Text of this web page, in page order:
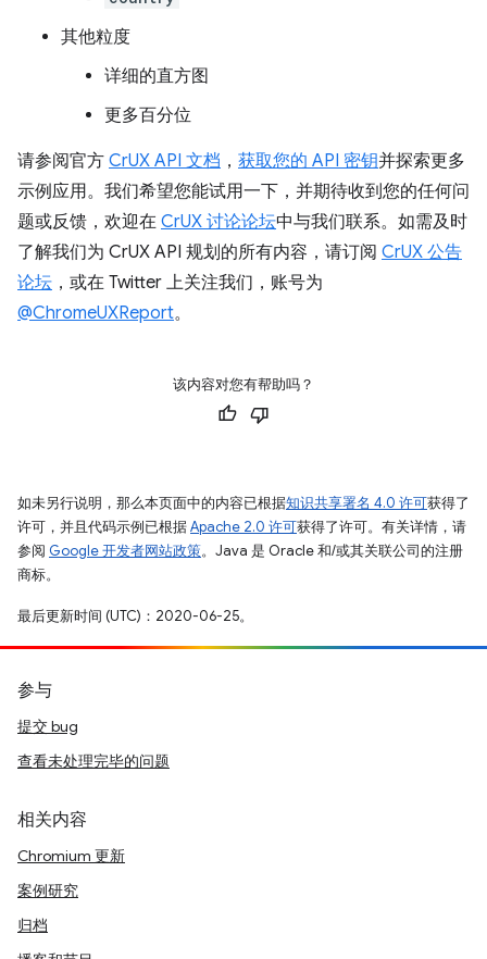
其他粒度
详细的直方图
更多百分位
请参阅官方 CrUX API 文档 ， 获取您的 API 密钥并探索更多
示例应用。我们希望您能试用一下，并期待收到您的任何问
题或反馈，欢迎在 CrUX 讨论论坛中与我们联系。如需及时
了解我们为 CrUX API 规划的所有内容，请订阅 CrUX 公告
论坛 ，或在 Twitter 上关注我们，账号为
@ChromeUXReport。
该内容对您有帮助吗？
如未另行说明，那么本页面中的内容已根据知识共享署名 4.0 许可获得了
许可，并且代码示例已根据Apache 2.0 许可获得了许可。有关详情，请
参阅 Google 开发者网站政策。Java 是 Oracle 和/或其关联公司的注册
商标。
最后更新时间 (UTC)：2020-06-25。
参与
提交 bug
查看未处理完毕的问题
相关内容
Chromium 更新
案例研究
归档